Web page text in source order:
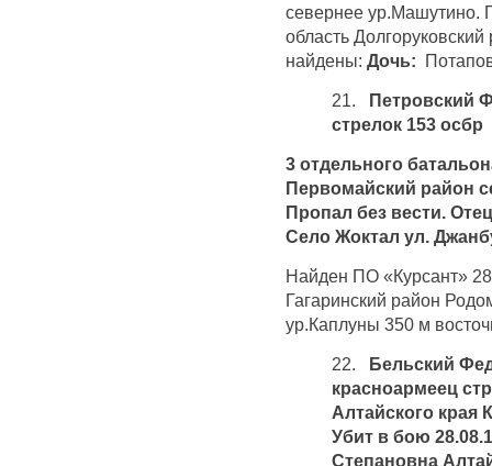
севернее ур.Машутино.
область
найдены: Дочь:
21. Петровский
стрелок 153 осбр
3 отдельного
Первомайский район
Пропал без вести.
Село Жоктал ул.
Найден ПО «Курсант»
Гагаринский район
ур.Каплуны 350 м
22. Бельский
красноармеец
Алтайского края
Убит в бою
Степановна